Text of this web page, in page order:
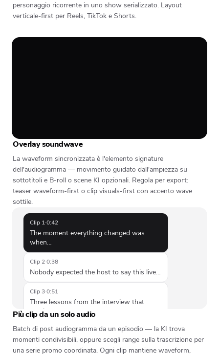
personaggio ricorrente in uno show serializzato. Layout
verticale-first per Reels, TikTok e Shorts.
Overlay soundwave
La waveform sincronizzata è l'elemento signature
dell'audiogramma — movimento guidato dall'ampiezza su
sottotitoli e B-roll o scene KI opzionali. Regola per export:
teaser waveform-first o clip visuals-first con accento wave
sottile.
Clip 1·0:42
The moment everything changed was
when…
Clip 2·0:38
Nobody expected the host to say this live…
Clip 3·0:51
Three lessons from the interview that
stuck…
Più clip da un solo audio
Batch di post audiogramma da un episodio — la KI trova
momenti condivisibili, oppure scegli range sulla trascrizione per
una serie promo coordinata. Ogni clip mantiene waveform,